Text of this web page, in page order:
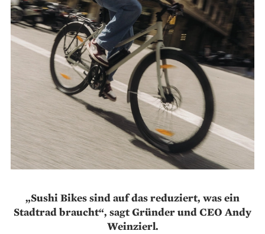
„Sushi Bikes sind auf das reduziert, was ein
Stadtrad braucht“, sagt Gründer und CEO Andy
Weinzierl.